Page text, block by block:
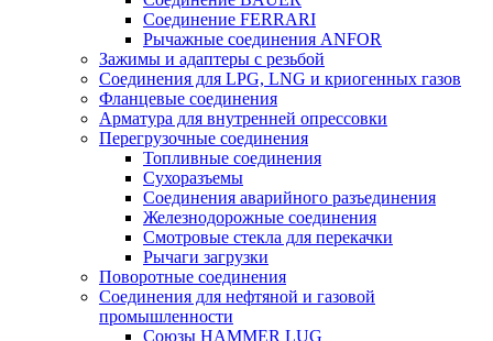
Соединение FERRARI
Рычажные соединения ANFOR
Зажимы и адаптеры с резьбой
Соединения для LPG, LNG и криогенных газов
Фланцевые соединения
Арматура для внутренней опрессовки
Перегрузочные соединения
Топливные соединения
Сухоразъемы
Соединения аварийного разъединения
Железнодорожные соединения
Смотровые стекла для перекачки
Рычаги загрузки
Поворотные соединения
Соединения для нефтяной и газовой
промышленности
Союзы HAMMER LUG